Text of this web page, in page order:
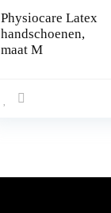
Physiocare Latex
handschoenen,
maat M